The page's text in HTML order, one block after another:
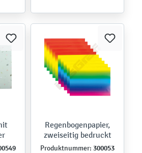
Regenbogenpapier,
zweiseitig bedruckt
Produktnummer: 300053